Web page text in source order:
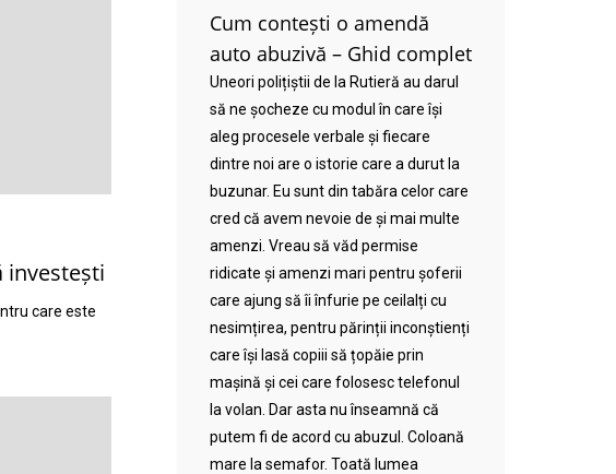
investești
care este
Cum contești o amendă
auto abuzivă – Ghid complet
Uneori polițiștii de la Rutieră au darul
să ne șocheze cu modul în care își
aleg procesele verbale și fiecare
dintre noi are o istorie care a durut la
buzunar. Eu sunt din tabăra celor care
cred că avem nevoie de și mai multe
amenzi. Vreau să văd permise
ridicate și amenzi mari pentru șoferii
care ajung să îi înfurie pe ceilalți cu
nesimțirea, pentru părinții inconștienți
care își lasă copiii să țopăie prin
mașină și cei care folosesc telefonul
la volan. Dar asta nu înseamnă că
putem fi de acord cu abuzul. Coloană
mare la semafor. Toată lumea